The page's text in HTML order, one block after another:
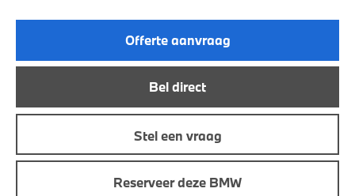
Offerte aanvraag
Bel direct
Stel een vraag
Reserveer deze BMW